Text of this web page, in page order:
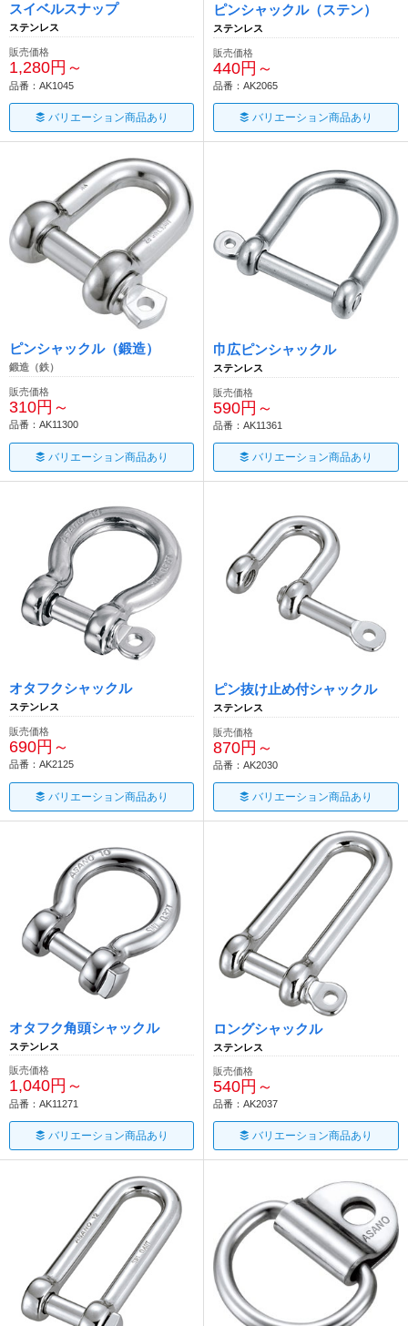
スイベルスナップ
ステンレス
販売価格
1,280円～
品番：AK1045
バリエーション商品あり
ピンシャックル（ステン）
ステンレス
販売価格
440円～
品番：AK2065
バリエーション商品あり
ピンシャックル（鍛造）
鍛造（鉄）
販売価格
310円～
品番：AK11300
バリエーション商品あり
巾広ピンシャックル
ステンレス
販売価格
590円～
品番：AK11361
バリエーション商品あり
オタフクシャックル
ステンレス
販売価格
690円～
品番：AK2125
バリエーション商品あり
ピン抜け止め付シャックル
ステンレス
販売価格
870円～
品番：AK2030
バリエーション商品あり
オタフク角頭シャックル
ステンレス
販売価格
1,040円～
品番：AK11271
バリエーション商品あり
ロングシャックル
ステンレス
販売価格
540円～
品番：AK2037
バリエーション商品あり